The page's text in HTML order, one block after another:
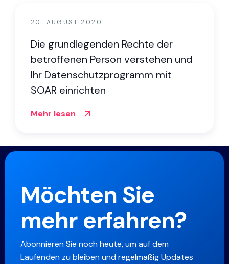
20. AUGUST 2020
Die grundlegenden Rechte der
betroffenen Person verstehen und
Ihr Datenschutzprogramm mit
SOAR einrichten
Mehr lesen
Möchten Sie
mehr erfahren?
Abonnieren Sie noch heute, um auf dem
Laufenden zu bleiben und regelmäßig Updates